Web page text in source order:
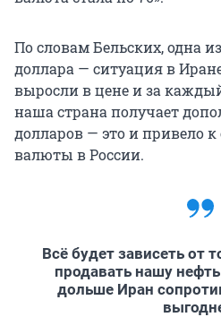
По словам Бельских, одна
доллара — ситуация в
выросли в цене и за
наша страна получает
долларов — это и привело
валюты в России.
Всё будет зависеть от
продавать нашу
дольше Иран